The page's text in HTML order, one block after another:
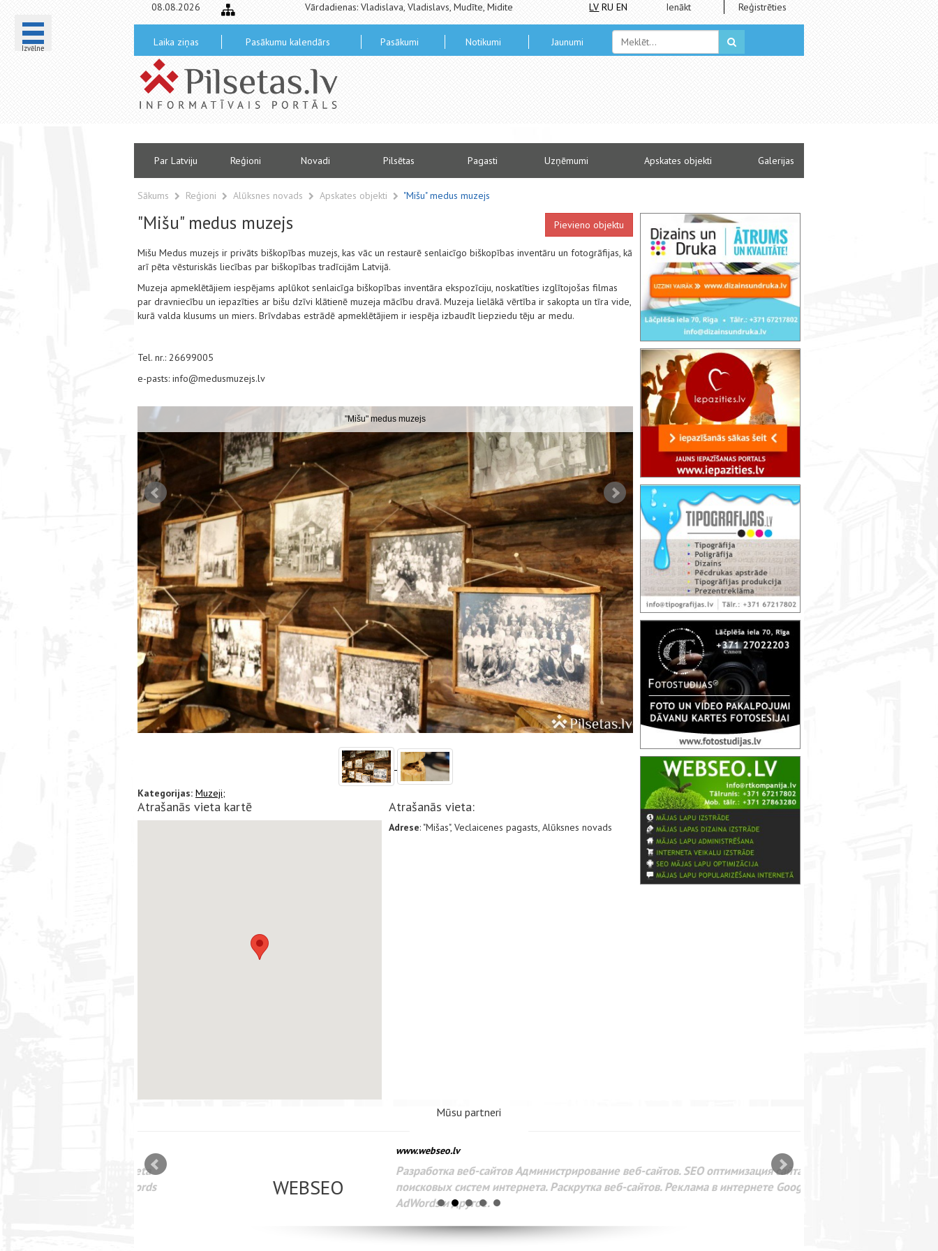
Izvēlne
08.08.2026 Vārdadienas: Vladislava, Vladislavs, Mudīte, Midite LV RU EN Ienākt Reģistrēties
Laika ziņas Pasākumu kalendārs Pasākumi Notikumi Jaunumi
Par Latviju Reģioni Novadi Pilsētas Pagasti Uzņēmumi Apskates objekti Galerijas
Sākums Reģioni Alūksnes novads Apskates objekti "Mišu" medus muzejs
"Mišu" medus muzejs Pievieno objektu
Mišu Medus muzejs ir privāts biškopības muzejs, kas vāc un restaurē senlaicīgo biškopības inventāru un fotogrāfijas, kā
arī pēta vēsturiskās liecības par biškopības tradīcijām Latvijā.
Muzeja apmeklētājiem iespējams aplūkot senlaicīga biškopības inventāra ekspozīciju, noskatīties izglītojošas filmas
par dravniecību un iepazīties ar bišu dzīvi klātienē muzeja mācību dravā. Muzeja lielākā vērtība ir sakopta un tīra vide,
kurā valda klusums un miers. Brīvdabas estrādē apmeklētājiem ir iespēja izbaudīt liepziedu tēju ar medu.
Tel. nr.: 26699005
e-pasts: info@medusmuzejs.lv
"Mišu" medus muzejs
Kategorijas: Muzeji;
Atrašanās vieta kartē Atrašanās vieta:
Adrese: "Mišas", Veclaicenes pagasts, Alūksnes novads
Mūsu partneri
WEBSEO
www.webseo.lv
Разработка веб-сайтов Администрирование веб-сайтов. SEO оптимизация сайта для
поисковых систем интернета. Раскрутка веб-сайтов. Реклама в интернете Google
AdWords и другое.